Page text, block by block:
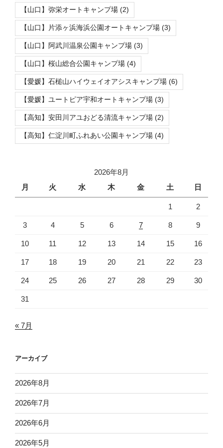
【山口】弥栄オートキャンプ場 (2)
【山口】片添ヶ浜海浜公園オートキャンプ場 (3)
【山口】阿武川温泉公園キャンプ場 (3)
【山口】桜山総合公園キャンプ場 (4)
【愛媛】石槌山ハイウェイオアシスキャンプ場 (6)
【愛媛】ユートピア宇和オートキャンプ場 (3)
【高知】安田川アユおどる清流キャンプ場 (2)
【高知】仁淀川町ふれあい公園キャンプ場 (4)
2026年8月
月
火 水 木 金 土 日
1 2
3 4 5 6 7 8 9
10 11 12 13 14 15 16
17 18 19 20 21 22 23
24 25 26 27 28 29 30
31
« 7月
アーカイブ
2026年8月
2026年7月
2026年6月
2026年5月